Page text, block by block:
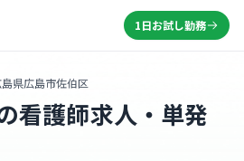
1日お試し勤務
島県広島市佐伯区
看護師求人・単発